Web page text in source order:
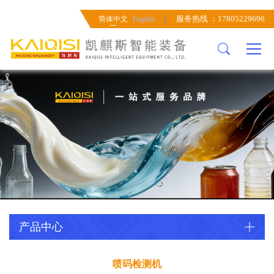
公司简介
企业文化
发展历程
人才招聘
无菌灌装系统
无菌灌装系统
无菌灌装机
无菌辅机单元
灌装系统
灌装系统
易拉罐灌装机
水灌装机
玻璃瓶灌装机
超洁净灌装机
水处理系统
前期调配系统
吹瓶系统
后端包装系统
检测设备
工程案例
工程方案
行业咨讯
公司新闻
简体中文 English 服务热线 ：17805229696
产品中心
喷码检测机